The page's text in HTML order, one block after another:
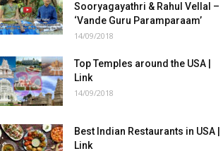
Sooryagayathri & Rahul Vellal –
‘Vande Guru Paramparaam’
14/09/2018
Top Temples around the USA |
Link
14/09/2018
Best Indian Restaurants in USA |
Link